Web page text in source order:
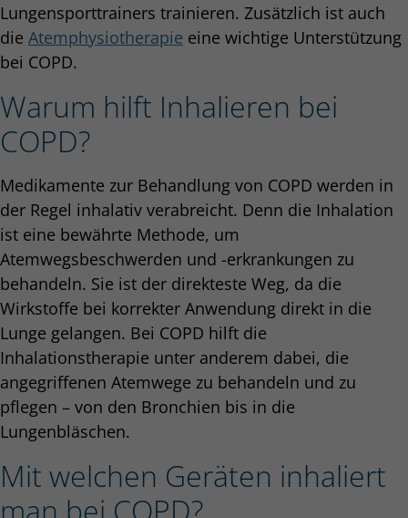
Lungensporttrainers trainieren. Zusätzlich ist auch
die Atemphysiotherapie eine wichtige Unterstützung
bei COPD.
Warum hilft Inhalieren bei
COPD?
Medikamente zur Behandlung von COPD werden in
der Regel inhalativ verabreicht. Denn die Inhalation
ist eine bewährte Methode, um
Atemwegsbeschwerden und -erkrankungen zu
behandeln. Sie ist der direkteste Weg, da die
Wirkstoffe bei korrekter Anwendung direkt in die
Lunge gelangen. Bei COPD hilft die
Inhalationstherapie unter anderem dabei, die
angegriffenen Atemwege zu behandeln und zu
pflegen – von den Bronchien bis in die
Lungenbläschen.
Mit welchen Geräten inhaliert